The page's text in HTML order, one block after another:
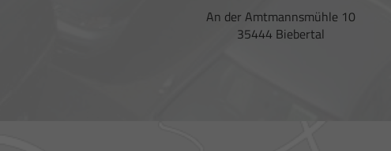
An der Amtmannsmühle 10
35444 Biebertal